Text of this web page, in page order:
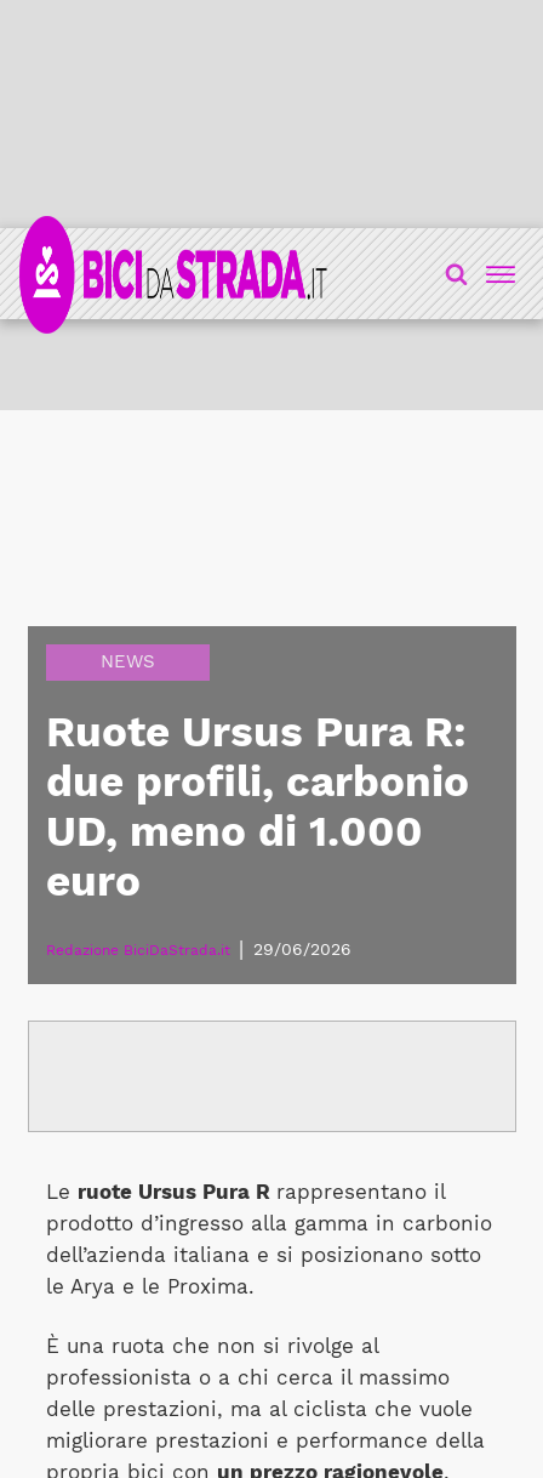
NEWS
Ruote Ursus Pura R:
due profili, carbonio
UD, meno di 1.000
euro
Redazione BiciDaStrada.it 29/06/2026
Le ruote Ursus Pura R rappresentano il
prodotto d’ingresso alla gamma in carbonio
dell’azienda italiana e si posizionano sotto
le Arya e le Proxima.
È una ruota che non si rivolge al
professionista o a chi cerca il massimo
delle prestazioni, ma al ciclista che vuole
migliorare prestazioni e performance della
propria bici con un prezzo ragionevole,